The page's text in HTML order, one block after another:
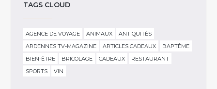
TAGS CLOUD
AGENCE DE VOYAGE ANIMAUX
ANTIQUITÉS
ARDENNES TV-MAGAZINE
ARTICLES CADEAUX
BAPTÊME
BIEN-ÊTRE
BRICOLAGE CADEAUX
RESTAURANT
SPORTS
VIN